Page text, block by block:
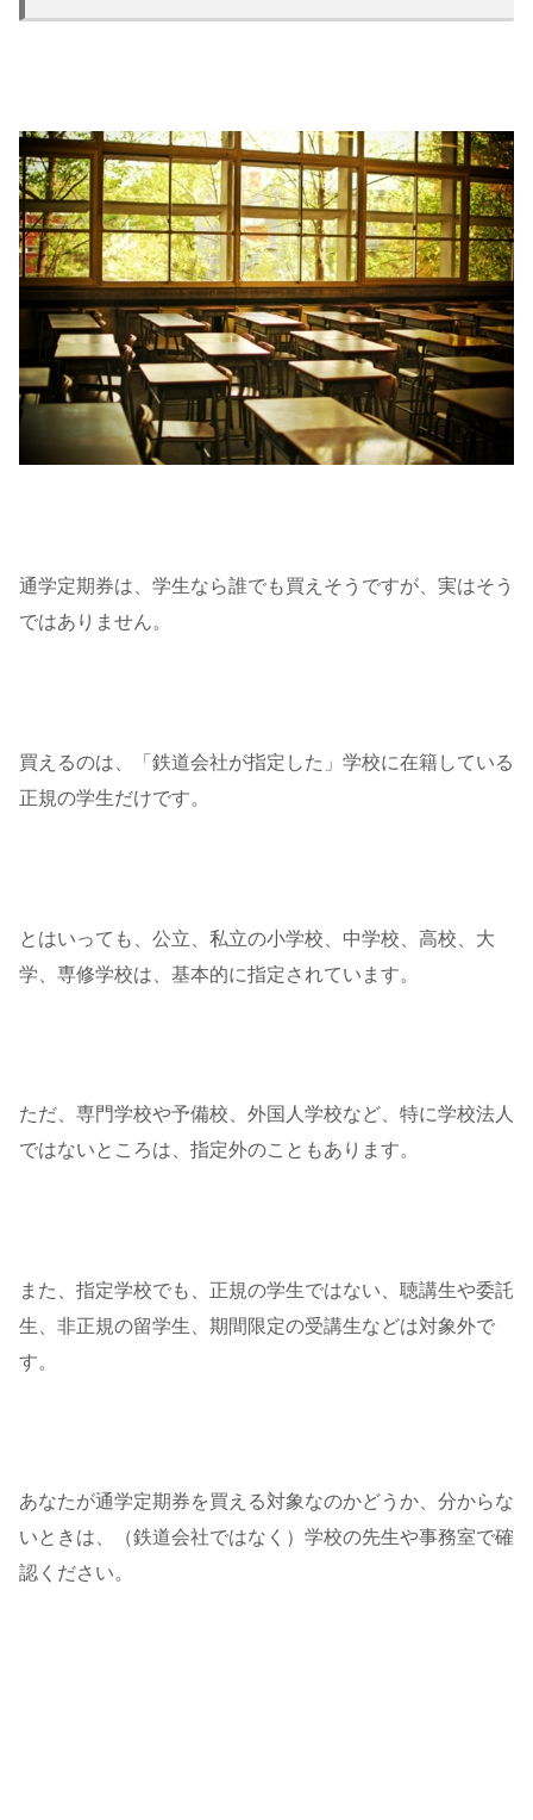
通学定期券は、学生なら誰でも買えそうですが、実はそう
ではありません。
買えるのは、「鉄道会社が指定した」学校に在籍している
正規の学生だけです。
とはいっても、公立、私立の小学校、中学校、高校、大
学、専修学校は、基本的に指定されています。
ただ、専門学校や予備校、外国人学校など、特に学校法人
ではないところは、指定外のこともあります。
また、指定学校でも、正規の学生ではない、聴講生や委託
生、非正規の留学生、期間限定の受講生などは対象外で
す。
あなたが通学定期券を買える対象なのかどうか、分からな
いときは、（鉄道会社ではなく）学校の先生や事務室で確
認ください。